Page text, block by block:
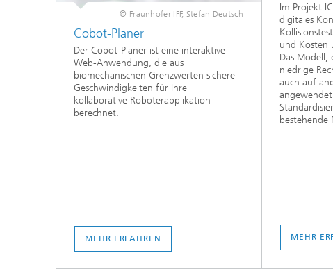
© Fraunhofer IFF, Stefan Deutsch
Cobot-Planer
Der Cobot-Planer ist eine interaktive
Web-Anwendung, die aus
biomechanischen Grenzwerten sichere
Geschwindigkeiten für Ihre
kollaborative Roboterapplikation
berechnet.
MEHR ERFAHREN
Im Projekt
digitales
und Kosten
Das Modell,
niedrige
auch auf
bestehende
MEHR